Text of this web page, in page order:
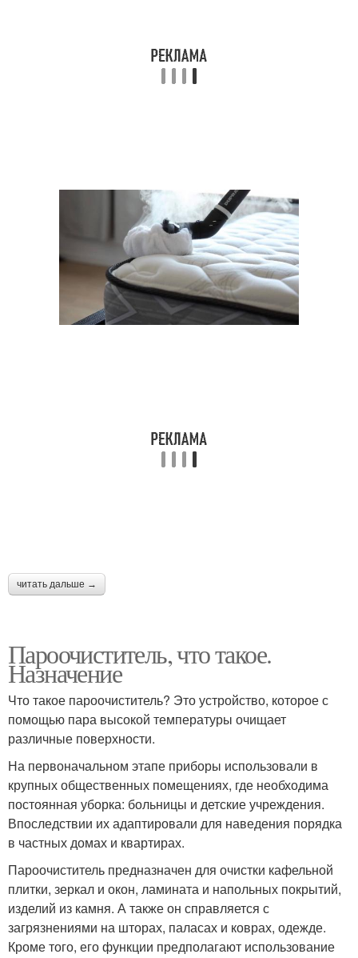
читать дальше →
Пароочиститель, что такое.
Назначение
Что такое пароочиститель? Это устройство, которое с
помощью пара высокой температуры очищает
различные поверхности.
На первоначальном этапе приборы использовали в
крупных общественных помещениях, где необходима
постоянная уборка: больницы и детские учреждения.
Впоследствии их адаптировали для наведения порядка
в частных домах и квартирах.
Пароочиститель предназначен для очистки кафельной
плитки, зеркал и окон, ламината и напольных покрытий,
изделий из камня. А также он справляется с
загрязнениями на шторах, паласах и коврах, одежде.
Кроме того, его функции предполагают использование